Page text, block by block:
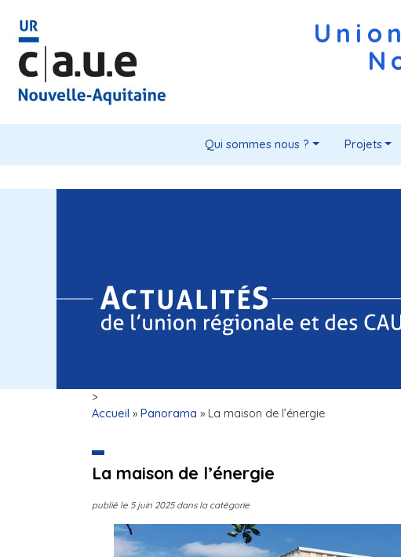
Qui sommes nous ? Projets
>
Accueil » Panorama » La maison de l’énergie
La maison de l’énergie
publié le 5 juin 2025dans la catégorie